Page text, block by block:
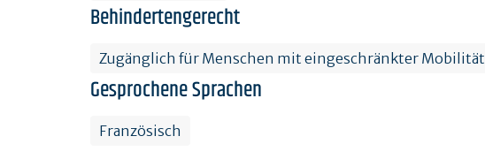
Behindertengerecht
Zugänglich für Menschen mit eingeschränkter Mobilität
Gesprochene Sprachen
Französisch